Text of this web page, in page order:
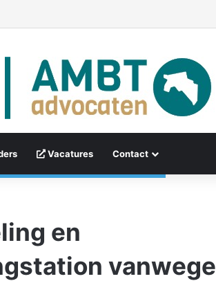
Vacatures Contact
en
vanwege